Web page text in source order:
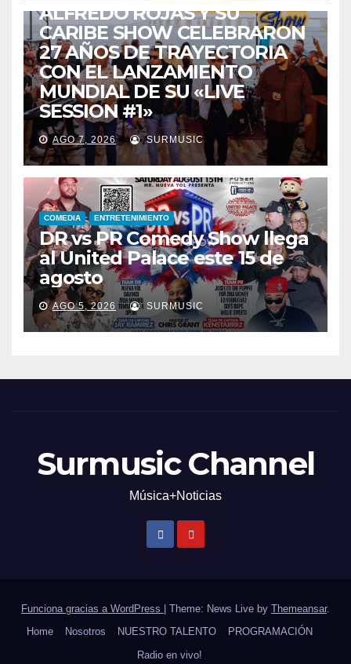
ALFREDO ROJAS Y SU
CARIBE SHOW CELEBRARON
27 AÑOS DE TRAYECTORIA
CON EL LANZAMIENTO
MUNDIAL DE SU «LIVE
SESSION #1»
AGO 7, 2026 SURMUSIC
COMEDIA ENTRETENIMIENTO
DR vs PR Comedy Show llega
al United Palace este 15 de
agosto
AGO 5, 2026 SURMUSIC
Surmusic Channel
Música+Noticias
Funciona gracias a WordPress Theme: News Live by Themeansar.
Home
Nosotros NUESTRO TALENTO
PROGRAMACIÓN
Radio en vivo!